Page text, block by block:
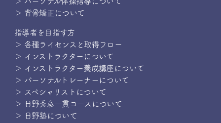
＞ 背骨矯正について
指導者を目指す方
＞ 各種ライセンスと取得フロー
＞ インストラクターについて
＞ インストラクター養成講座について
＞ パーソナルトレーナーについて
＞ スペシャリストについて
＞ 日野秀彦一貫コースについて
＞ 日野塾について